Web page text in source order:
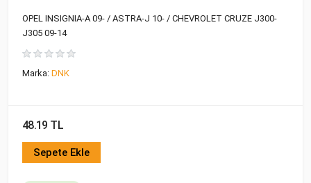
OPEL INSIGNIA-A 09- / ASTRA-J 10- / CHEVROLET CRUZE J300-
J305 09-14
Marka: DNK
48.19 TL
Sepete Ekle